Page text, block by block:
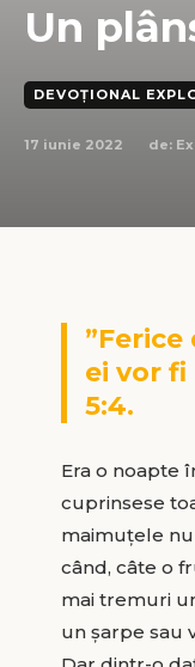
Un
DEVOȚIONAL
17 iunie 2022 de:
”Ferice
ei vor fi
5:4.
Era o noapte
cuprinsese
maimuțele
când, câte o
mai tremuri
un șarpe sau